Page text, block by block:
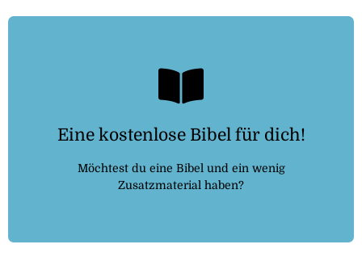
Eine kostenlose Bibel für dich!
Möchtest du eine Bibel und ein wenig
Zusatzmaterial haben?